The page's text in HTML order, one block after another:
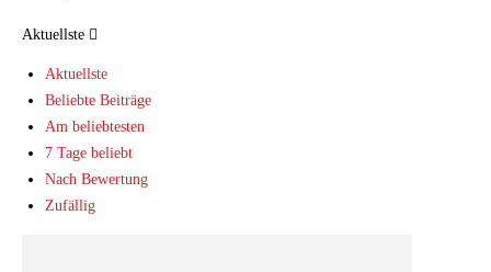
Aktuellste
Aktuellste
Beliebte Beiträge
Am beliebtesten
7 Tage beliebt
Nach Bewertung
Zufällig